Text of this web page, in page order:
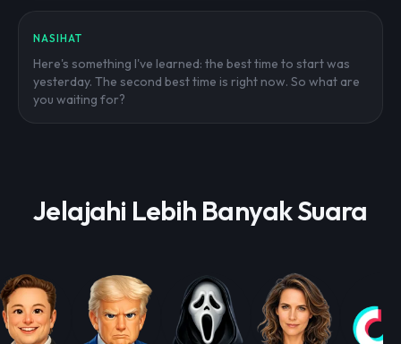
NASIHAT
Here's something I've learned: the best time to start was
yesterday. The second best time is right now. So what are
you waiting for?
Jelajahi Lebih Banyak Suara